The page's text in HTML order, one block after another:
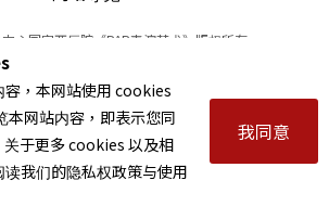
心国家两厅院《PAR表演艺术》版权所有
arts redefined. All Rights Reserved
编号 Tax Id number 00973926
出资讯，如有异动应以主办单位公告为准。
条款｜隐私权声明｜著作权声明
容，本网站使用 cookies
本网站内容，即表示您同
于更多 cookies 以及相
我们的隐私权政策与使用
我同意